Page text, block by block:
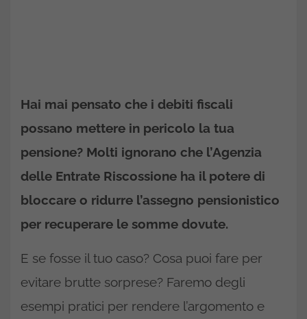
Hai mai pensato che i debiti fiscali
possano mettere in pericolo la tua
pensione? Molti ignorano che l’Agenzia
delle Entrate Riscossione ha il potere di
bloccare o ridurre l’assegno pensionistico
per recuperare le somme dovute.
E se fosse il tuo caso? Cosa puoi fare per
evitare brutte sorprese? Faremo degli
esempi pratici per rendere l’argomento e